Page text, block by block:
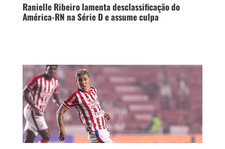
Ranielle Ribeiro lamenta desclassificação do
América-RN na Série D e assume culpa